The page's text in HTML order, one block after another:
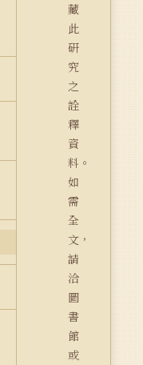
藏
此
研
究
之
詮
釋
資
料。
如
需
全
文，
請
洽
圖
書
館
或